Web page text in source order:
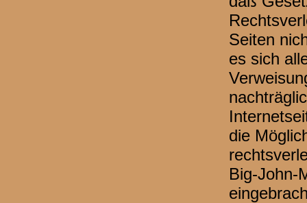
Seiten
es sich
die
Big-John-